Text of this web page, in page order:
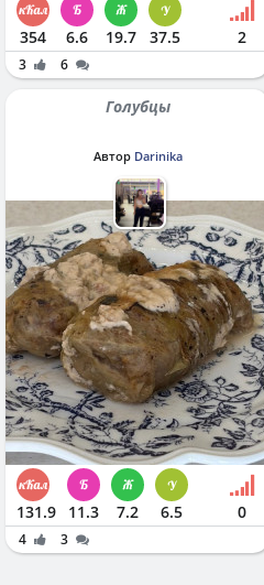
354 6.6 19.7 37.5 2
3 6
Голубцы
Автор Darinika
131.9 11.3 7.2 6.5 0
4 3